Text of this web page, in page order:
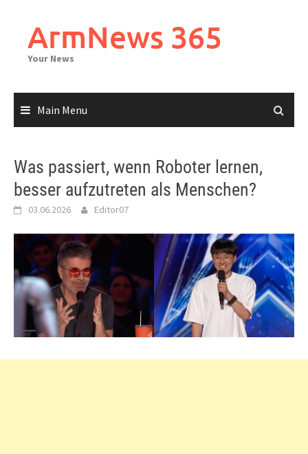
contentArmNews 365
Your News
Main Menu
Was passiert, wenn Roboter lernen,
besser aufzutreten als Menschen?
03.06.2026 Editor07